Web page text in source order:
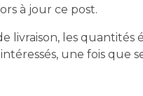
à jour ce post.
livraison, les quantités
une fois que